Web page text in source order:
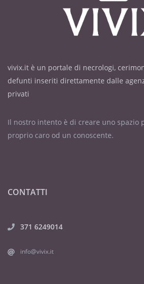
vivix.it è un portale di necrologi,
defunti inseriti direttamente dalle
privati
Il nostro intento è di creare uno spazio
proprio caro od un conoscente.
CONTATTI
371 6249014
info@vivix.it